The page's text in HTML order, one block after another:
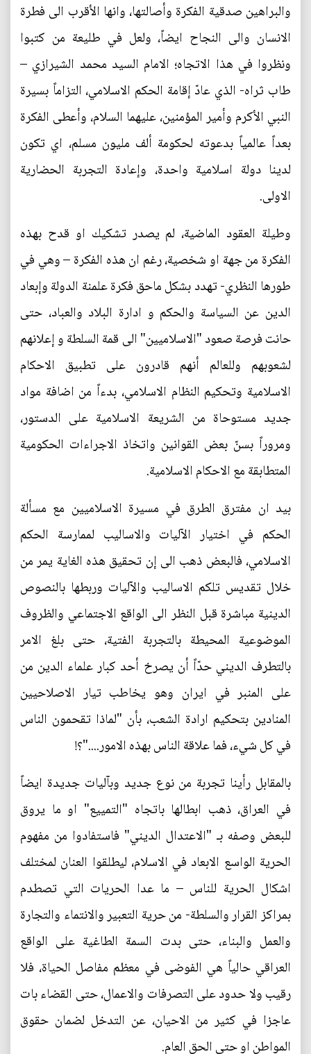
والبراهين صدقية الفكرة وأصالتها، وانها الأقرب الى فطرة
الانسان والى النجاح ايضاً، ولعل في طليعة من كتبوا
ونظروا في هذا الاتجاه؛ الامام السيد محمد الشيرازي –
طاب ثراه- الذي عادّ إقامة الحكم الاسلامي، التزاماً بسيرة
النبي الأكرم وأمير المؤمنين، عليهما السلام، وأعطى الفكرة
بعداً عالمياً بدعوته لحكومة ألف مليون مسلم، اي تكون
لدينا دولة اسلامية واحدة، وإعادة التجربة الحضارية
الاولى.
وطيلة العقود الماضية، لم يصدر تشكيك او قدح بهذه
الفكرة من جهة او شخصية، رغم ان هذه الفكرة – وهي في
طورها النظري- تهدد بشكل ماحق فكرة علمنة الدولة وإبعاد
الدين عن السياسة والحكم و ادارة البلاد والعباد، حتى
حانت فرصة صعود "الاسلاميين" الى قمة السلطة و إعلانهم
لشعوبهم وللعالم أنهم قادرون على تطبيق الاحكام
الاسلامية وتحكيم النظام الاسلامي، بدءاً من اضافة مواد
جديد مستوحاة من الشريعة الاسلامية على الدستور،
ومروراً بسنّ بعض القوانين واتخاذ الاجراءات الحكومية
المتطابقة مع الاحكام الاسلامية.
بيد ان مفترق الطرق في مسيرة الاسلاميين مع مسألة
الحكم في اختيار الآليات والاساليب لممارسة الحكم
الاسلامي، فالبعض ذهب الى إن تحقيق هذه الغاية يمر من
خلال تقديس تلكم الاساليب والآليات وربطها بالنصوص
الدينية مباشرة قبل النظر الى الواقع الاجتماعي والظروف
الموضوعية المحيطة بالتجربة الفتية، حتى بلغ الامر
بالتطرف الديني حدّاً أن يصرخ أحد كبار علماء الدين من
على المنبر في ايران وهو يخاطب تيار الاصلاحيين
المنادين بتحكيم ارادة الشعب، بأن "لماذا تقحمون الناس
في كل شيء، فما علاقة الناس بهذه الامور...."؟!
بالمقابل رأينا تجربة من نوع جديد وبآليات جديدة ايضاً
في العراق، ذهب ابطالها باتجاه "التمييع" او ما يروق
للبعض وصفه بـ "الاعتدال الديني" فاستفادوا من مفهوم
الحرية الواسع الابعاد في الاسلام، ليطلقوا العنان لمختلف
اشكال الحرية للناس – ما عدا الحريات التي تصطدم
بمراكز القرار والسلطة- من حرية التعبير والانتماء والتجارة
والعمل والبناء، حتى بدت السمة الطاغية على الواقع
العراقي حالياً هي الفوضى في معظم مفاصل الحياة، فلا
رقيب ولا حدود على التصرفات والاعمال، حتى القضاء بات
عاجزا في كثير من الاحيان، عن التدخل لضمان حقوق
المواطن او حتى الحق العام.